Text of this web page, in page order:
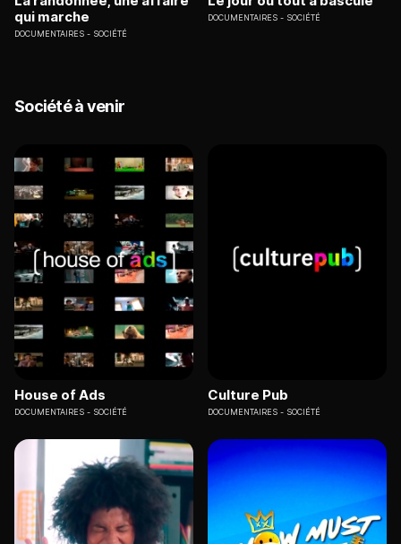
qui marche
DOCUMENTAIRES SOCIÉTÉ
DOCUMENTAIRES SOCIÉTÉ
Société à venir
House of Ads
DOCUMENTAIRES SOCIÉTÉ
Culture Pub
DOCUMENTAIRES SOCIÉTÉ